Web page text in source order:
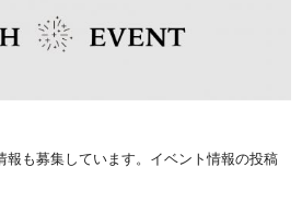
報も募集しています。イベント情報の投稿